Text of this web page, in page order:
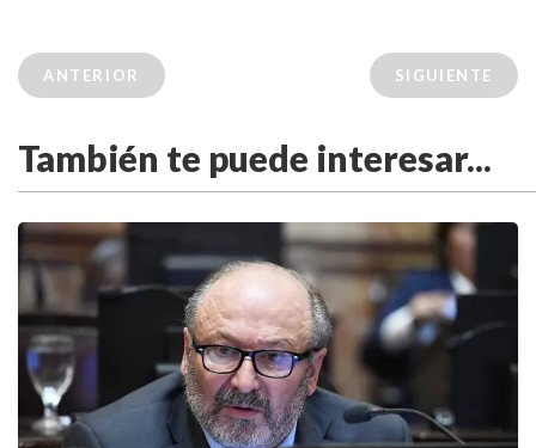
ANTERIOR SIGUIENTE
También te puede interesar...